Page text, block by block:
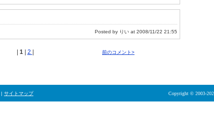
Posted by りい at 2008/11/22 21:55
1 2 前のコメント>
| サイトマップ Copyright © 2003-